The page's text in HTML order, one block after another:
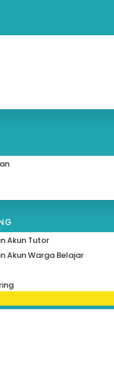
Akun Tutor
Akun Warga Belajar